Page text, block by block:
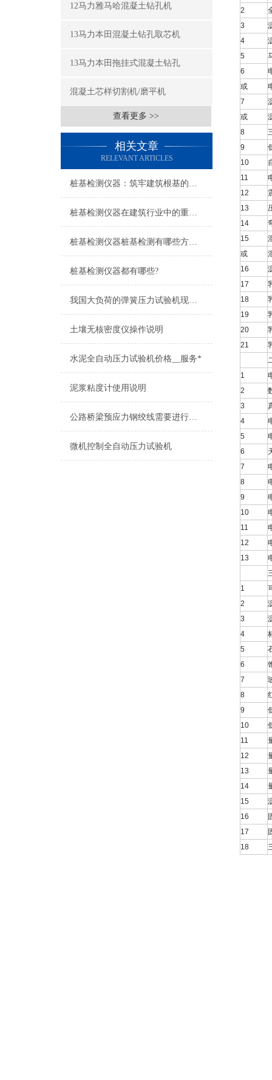
12马力雅马哈混凝土钻孔机
13马力本田混凝土钻孔取芯机
13马力本田拖挂式混凝土钻孔
混凝土芯样切割机/磨平机
查看更多 >>
相关文章
RELEVANT ARTICLES
桩基检测仪器：筑牢建筑根基的质量“听诊器”
桩基检测仪器在建筑行业中的重要作用
桩基检测仪器桩基检测有哪些方法？
桩基检测仪器都有哪些?
我国大负荷的弹簧压力试验机现状及发展趋势
土壤无核密度仪操作说明
水泥全自动压力试验机价格__服务*
泥浆粘度计使用说明
公路桥梁预应力钢绞线需要进行的力学性能试验项目
微机控制全自动压力试验机
2
3
4
5
6
或
7
或
8
9
10
11
12
13
14
15
或
16
17
18
19
20
21
1
2
3
4
5
6
7
8
9
10
11
12
13
1
2
3
4
5
6
7
8
9
10
11
12
13
14
15
16
17
18